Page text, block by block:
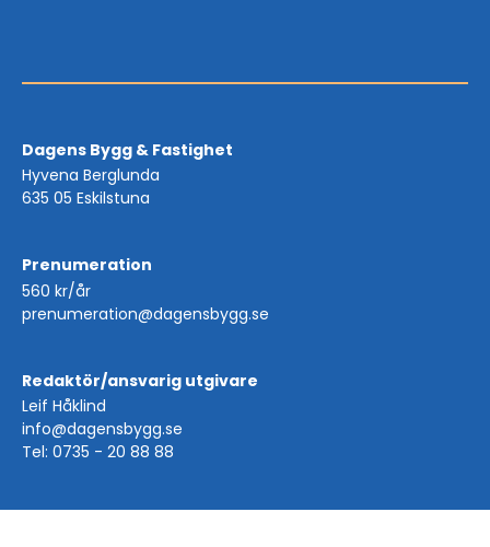
Dagens Bygg & Fastighet
Hyvena Berglunda
635 05 Eskilstuna
Prenumeration
560 kr/år
prenumeration@dagensbygg.se
Redaktör/ansvarig utgivare
Leif Håklind
info@dagensbygg.se
Tel: 0735 - 20 88 88